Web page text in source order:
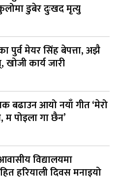
डुबेर दुःखद मृत्यु
पुर्व मेयर सिंह बेपत्ता, अझै
कार्य जारी
बढाउन आयो नयाँ गीत ‘मेरो
म पोइला गा छैन’
विद्यालयमा
हरियाली दिवस मनाइयो